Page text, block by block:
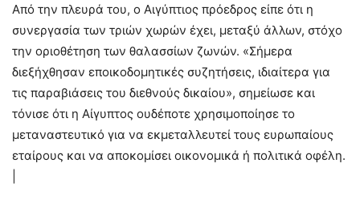
Από την πλευρά του, ο Αιγύπτιος πρόεδρος είπε ότι η
συνεργασία των τριών χωρών έχει, μεταξύ άλλων, στόχο
την οριοθέτηση των θαλασσίων ζωνών. «Σήμερα
διεξήχθησαν εποικοδομητικές συζητήσεις, ιδιαίτερα για
τις παραβιάσεις του διεθνούς δικαίου», σημείωσε και
τόνισε ότι η Αίγυπτος ουδέποτε χρησιμοποίησε το
μεταναστευτικό για να εκμεταλλευτεί τους ευρωπαίους
εταίρους και να αποκομίσει οικονομικά ή πολιτικά οφέλη.